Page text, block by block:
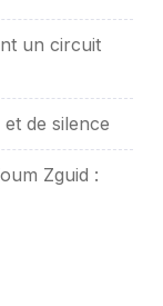
un circuit
et de silence
Zguid :